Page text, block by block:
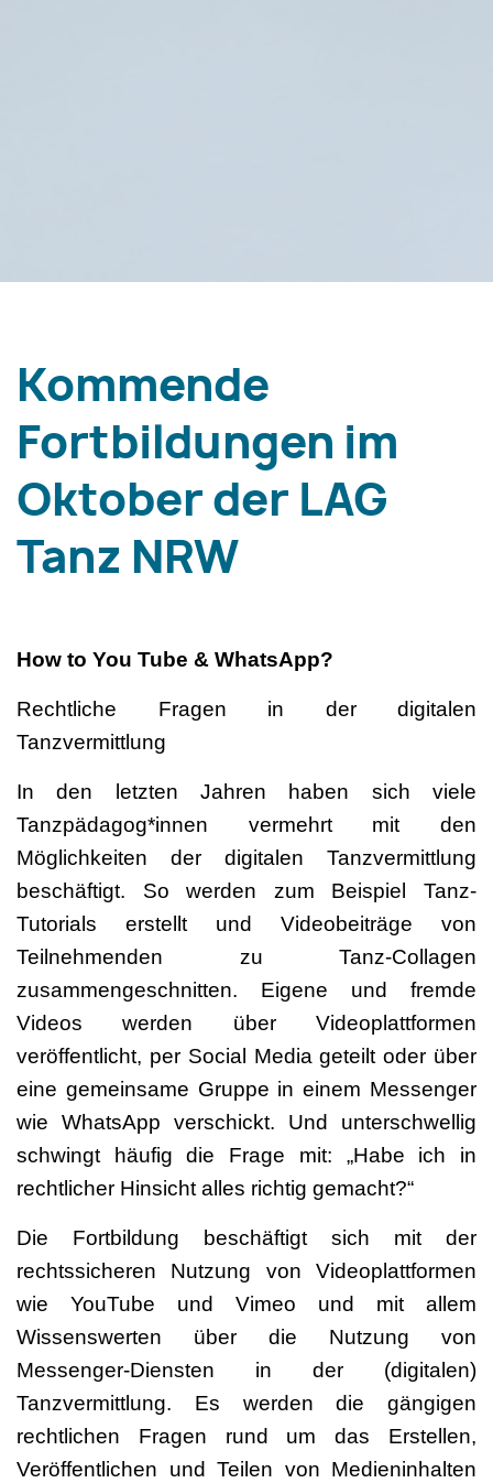
Kommende
Fortbildungen im
Oktober der LAG
Tanz NRW
How to You Tube & WhatsApp?
Rechtliche Fragen in der digitalen
Tanzvermittlung
In den letzten Jahren haben sich viele
Tanzpädagog*innen vermehrt mit den
Möglichkeiten der digitalen Tanzvermittlung
beschäftigt. So werden zum Beispiel Tanz-
Tutorials erstellt und Videobeiträge von
Teilnehmenden zu Tanz-Collagen
zusammengeschnitten. Eigene und fremde
Videos werden über Videoplattformen
veröffentlicht, per Social Media geteilt oder über
eine gemeinsame Gruppe in einem Messenger
wie WhatsApp verschickt. Und unterschwellig
schwingt häufig die Frage mit: „Habe ich in
rechtlicher Hinsicht alles richtig gemacht?“
Die Fortbildung beschäftigt sich mit der
rechtssicheren Nutzung von Videoplattformen
wie YouTube und Vimeo und mit allem
Wissenswerten über die Nutzung von
Messenger-Diensten in der (digitalen)
Tanzvermittlung. Es werden die gängigen
rechtlichen Fragen rund um das Erstellen,
Veröffentlichen und Teilen von Medieninhalten